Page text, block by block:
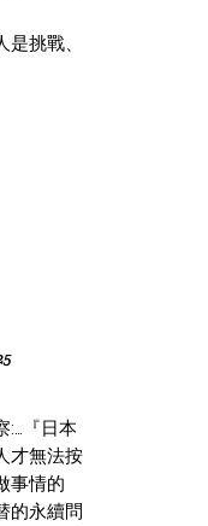
挑戰、
:…『日本
才無法按
事情的
的永續問